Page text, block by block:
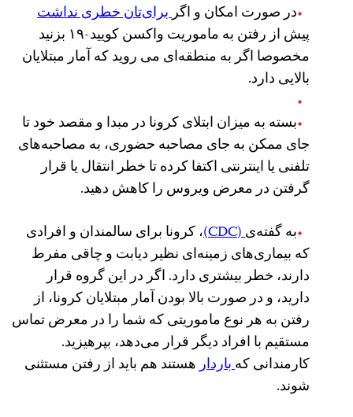
در صورت امکان و اگربرای‌تان خطری نداشت
پیش از رفتن به ماموریت واکسن کویید-۱۹ بزنید
مخصوصا اگر به منطقه‌ای می روید که آمار مبتلایان
بالایی دارد.
بسته به میزان ابتلای کرونا در مبدا و مقصد خود تا
جای ممکن به جای مصاحبه حضوری، به مصاحبه‌های
تلفنی یا اینترنتی اکتفا کرده تا خطر انتقال یا قرار
گرفتن در معرض ویروس را کاهش دهید.
به گفته‌ی(CDC)
، کرونا برای سالمندان و افرادی
که بیماری‌های زمینه‌ای نظیر دیابت و چاقی مفرط
دارند، خطر بیشتری دارد. اگر در این گروه قرار
دارید، و در صورت بالا بودن آمار مبتلایان کرونا، از
رفتن به هر نوع ماموریتی که شما را در معرض تماس
مستقیم با افراد دیگر قرار می‌دهد، بپرهیزید.
کارمندانی کهباردارهستند هم باید از رفتن مستثنی
شوند.